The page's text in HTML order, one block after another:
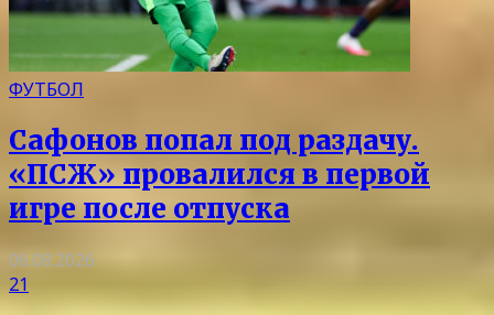
ФУТБОЛ
Сафонов попал под раздачу.
«ПСЖ» провалился в первой
игре после отпуска
06.08.2026
21